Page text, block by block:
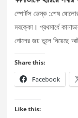
স্পোর্টস ডেস্ক :শেষ
মরক্কো। প্রথমার্ধে
গোলের জয় তুলে নিয়েছে
Share this:
Facebook
Like this: